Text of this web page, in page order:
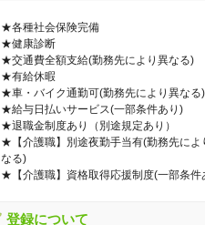
★各種社会保険完備
★健康診断
★交通費全額支給(勤務先により異なる)
★有給休暇
★車・バイク通勤可(勤務先により異な
★給与日払いサービス(一部条件あり)
★退職金制度あり（別途規定あり）
★【介護職】別途夜勤手当有(勤務先によ
なる)
★【介護職】資格取得応援制度(一部条件
登録について